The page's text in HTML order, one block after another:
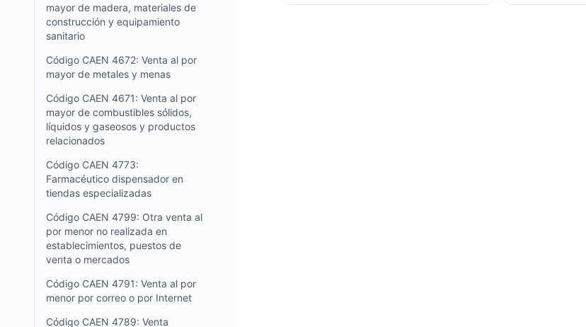
mayor de madera, materiales de
construcción y equipamiento
sanitario
Código CAEN 4672: Venta al por
mayor de metales y menas
Código CAEN 4671: Venta al por
mayor de combustibles sólidos,
líquidos y gaseosos y productos
relacionados
Código CAEN 4773:
Farmacéutico dispensador en
tiendas especializadas
Código CAEN 4799: Otra venta al
por menor no realizada en
establecimientos, puestos de
venta o mercados
Código CAEN 4791: Venta al por
menor por correo o por Internet
Código CAEN 4789: Venta